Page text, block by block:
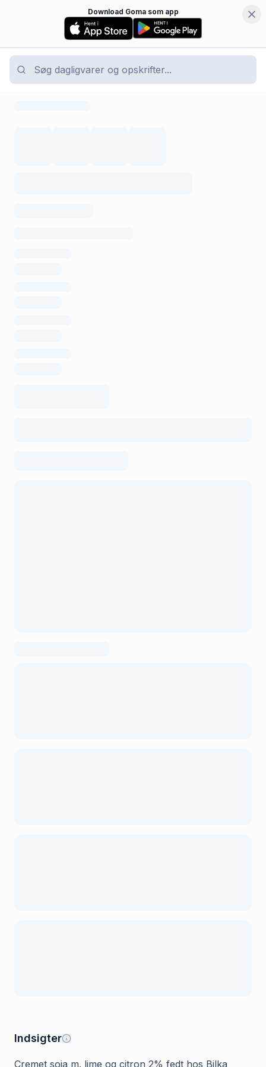
Download Goma som app
Indsigter
Cremet soja m. lime og citron 2% fedt hos Bilka